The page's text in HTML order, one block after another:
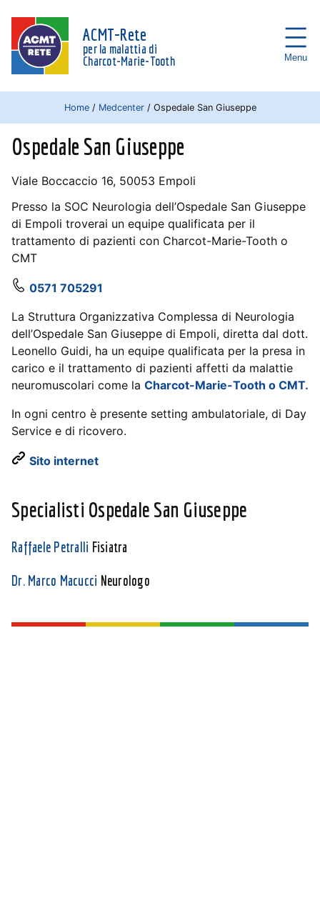
ACMT-Rete
per la malattia di
Charcot-Marie-Tooth
Menu
Home/ Medcenter/ Ospedale San Giuseppe
Ospedale San Giuseppe
Viale Boccaccio 16, 50053 Empoli
Presso la SOC Neurologia dell’Ospedale San Giuseppe
di Empoli troverai un equipe qualificata per il
trattamento di pazienti con Charcot-Marie-Tooth o
CMT
0571 705291
La Struttura Organizzativa Complessa di Neurologia
dell’Ospedale San Giuseppe di Empoli, diretta dal dott.
Leonello Guidi, ha un equipe qualificata per la presa in
carico e il trattamento di pazienti affetti da malattie
neuromuscolari come la Charcot-Marie-Tooth o CMT.
In ogni centro è presente setting ambulatoriale, di Day
Service e di ricovero.
Sito internet
Specialisti Ospedale San Giuseppe
Raffaele Petralli Fisiatra
Dr. Marco Macucci Neurologo